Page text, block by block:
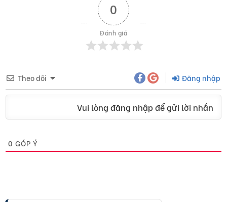
0
Đánh giá
Theo dõi Đăng nhập
Vui lòng đăng nhập để gửi lời nhắn
0 GÓP Ý